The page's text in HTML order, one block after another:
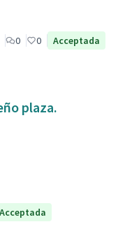
0 0 Acceptada
plaza.
Acceptada